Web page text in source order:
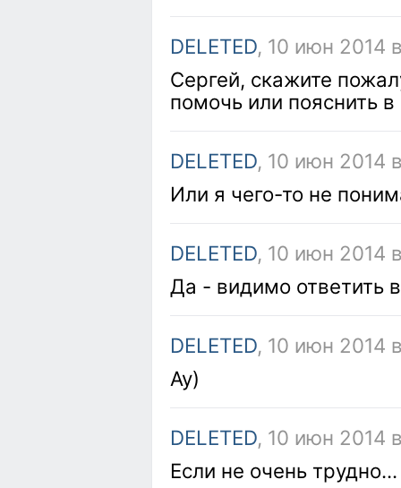
DELETED, 10 июн 2014
Сергей, скажите
помочь или пояснить
DELETED, 10 июн 2014
Или я чего-то не
DELETED, 10 июн 2014
Да - видимо ответить
DELETED, 10 июн 2014
Ау)
DELETED, 10 июн 2014
Если не очень трудно...